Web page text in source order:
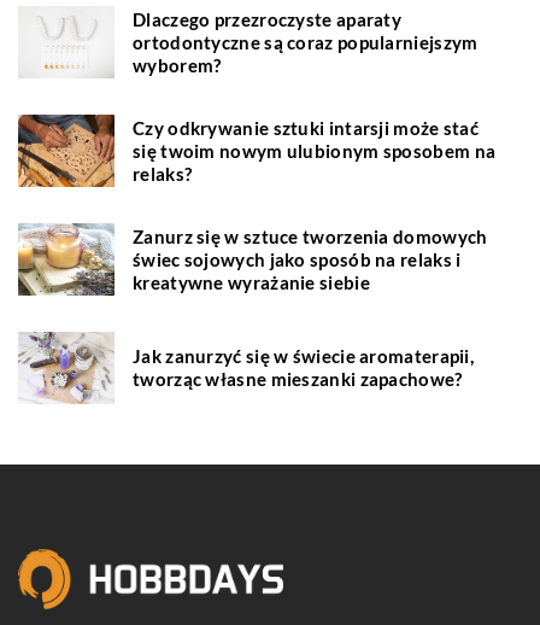
Dlaczego przezroczyste aparaty
ortodontyczne są coraz popularniejszym
wyborem?
Czy odkrywanie sztuki intarsji może stać
się twoim nowym ulubionym sposobem na
relaks?
Zanurz się w sztuce tworzenia domowych
świec sojowych jako sposób na relaks i
kreatywne wyrażanie siebie
Jak zanurzyć się w świecie aromaterapii,
tworząc własne mieszanki zapachowe?